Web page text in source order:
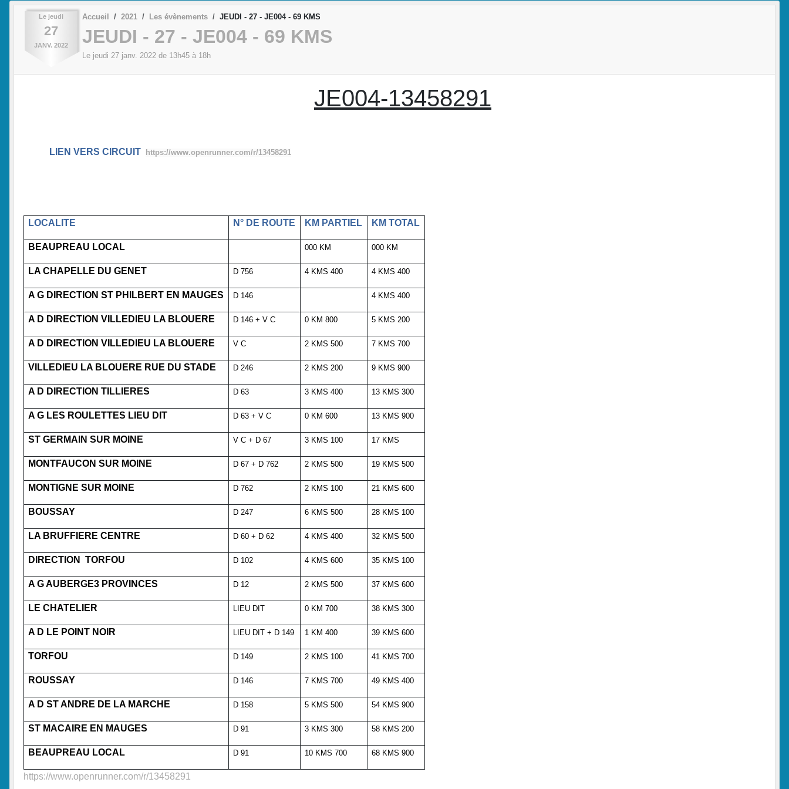
Le jeudi
27
JANV. 2022
Accueil 2021 Les évènements JEUDI - 27 - JE004 - 69 KMS
JEUDI - 27 - JE004 - 69 KMS
Le jeudi 27 janv. 2022 de 13h45 à 18h
JE004-13458291
LIEN VERS CIRCUIT https://www.openrunner.com/r/13458291
LOCALITE N° DE ROUTE KM PARTIEL KM TOTAL
BEAUPREAU LOCAL 000 KM 000 KM
LA CHAPELLE DU GENET D 756 4 KMS 400 4 KMS 400
A G DIRECTION ST PHILBERT EN MAUGES D 146 4 KMS 400
A D DIRECTION VILLEDIEU LA BLOUERE D 146 + V C 0 KM 800 5 KMS 200
A D DIRECTION VILLEDIEU LA BLOUERE V C 2 KMS 500 7 KMS 700
VILLEDIEU LA BLOUERE RUE DU STADE D 246 2 KMS 200 9 KMS 900
A D DIRECTION TILLIERES D 63 3 KMS 400 13 KMS 300
A G LES ROULETTES LIEU DIT D 63 + V C 0 KM 600 13 KMS 900
ST GERMAIN SUR MOINE V C + D 67 3 KMS 100 17 KMS
MONTFAUCON SUR MOINE D 67 + D 762 2 KMS 500 19 KMS 500
MONTIGNE SUR MOINE D 762 2 KMS 100 21 KMS 600
BOUSSAY D 247 6 KMS 500 28 KMS 100
LA BRUFFIERE CENTRE D 60 + D 62 4 KMS 400 32 KMS 500
DIRECTION TORFOU D 102 4 KMS 600 35 KMS 100
A G AUBERGE3 PROVINCES D 12 2 KMS 500 37 KMS 600
LE CHATELIER LIEU DIT 0 KM 700 38 KMS 300
A D LE POINT NOIR LIEU DIT + D 149 1 KM 400 39 KMS 600
TORFOU D 149 2 KMS 100 41 KMS 700
ROUSSAY D 146 7 KMS 700 49 KMS 400
A D ST ANDRE DE LA MARCHE D 158 5 KMS 500 54 KMS 900
ST MACAIRE EN MAUGES D 91 3 KMS 300 58 KMS 200
BEAUPREAU LOCAL D 91 10 KMS 700 68 KMS 900
https://www.openrunner.com/r/13458291